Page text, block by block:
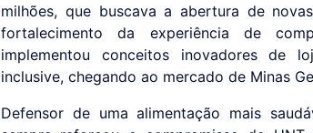
milhões, que buscava a abertura de
fortalecimento da experiência de
implementou conceitos inovadores de
inclusive, chegando ao mercado de Minas
Defensor de uma alimentação mais